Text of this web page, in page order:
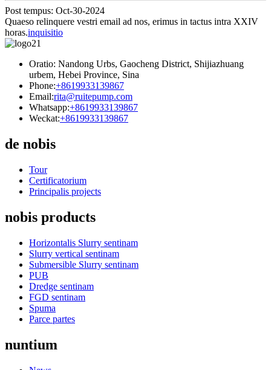
Post tempus: Oct-30-2024
Quaeso relinquere vestri email ad nos, erimus in tactus intra XXIV
horas.inquisitio
Oratio: Nandong Urbs, Gaocheng District, Shijiazhuang
urbem, Hebei Province, Sina
Phone:+8619933139867
Email:rita@ruitepump.com
Whatsapp:+8619933139867
Weckat:+8619933139867
de nobis
Tour
Certificatorium
Principalis projects
nobis products
Horizontalis Slurry sentinam
Slurry vertical sentinam
Submersible Slurry sentinam
PUB
Dredge sentinam
FGD sentinam
Spuma
Parce partes
nuntium